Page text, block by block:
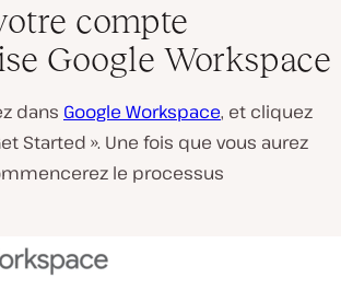
compte
Google Workspace
dans Google Workspace, et cliquez
Started ». Une fois que vous aurez
le processus